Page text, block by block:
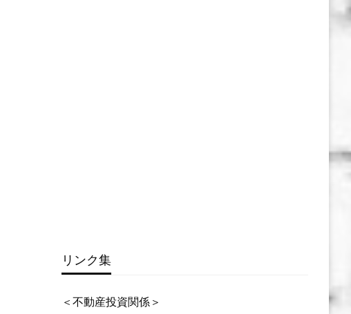
リンク集
＜不動産投資関係＞